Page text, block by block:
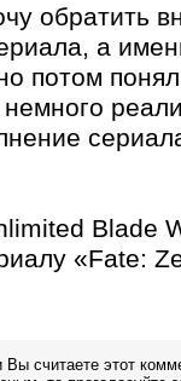
обратить
а
потом
немного
Blade
«Fate:
Вы считаете этот